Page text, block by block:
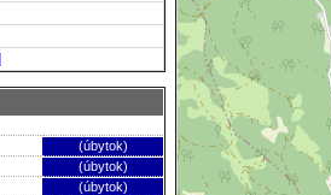
(úbytok)
(úbytok)
(úbytok)